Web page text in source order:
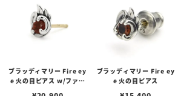
ブラッディマリー Fire ey
e 火の目ピアス w/ファイ
ブラッディマリー Fire ey
e 火の目ピアス